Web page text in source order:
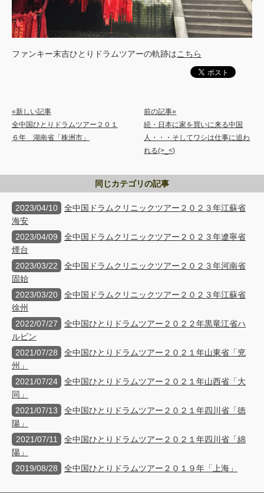
ファンキー末吉ひとりドラムツアーの軌跡はこちら
«新しい記事
全中国ひとりドラムツアー２０１
６年 湖南省「株洲市」
前の記事»
続・日本に家を買いに来る中国
人・・・そしてワシは仕事に追わ
れる(>_<)
同じカテゴリの記事
2023/04/10
全中国ドラムクリニックツアー２０２３年江蘇省
海安
2023/04/09
全中国ドラムクリニックツアー２０２３年遼寧省
煙台
2023/03/22
全中国ドラムクリニックツアー２０２３年河南省
固始
2023/03/20
全中国ドラムクリニックツアー２０２３年江蘇省
徐州
2022/07/27
全中国ひとりドラムツアー２０２２年黒竜江省ハ
ルビン
2021/07/28
全中国ひとりドラムツアー２０２１年山東省「兖
州」
2021/07/24
全中国ひとりドラムツアー２０２１年山西省「大
同」
2021/07/13
全中国ひとりドラムツアー２０２１年四川省「徳
陽」
2021/07/11
全中国ひとりドラムツアー２０２１年四川省「綿
陽」
2019/08/28
全中国ひとりドラムツアー２０１９年「上海」